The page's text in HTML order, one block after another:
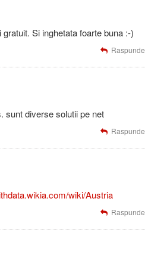
Si inghetata foarte buna :-)
Raspunde
sunt diverse solutii pe net
Raspunde
wiki/Austria
Raspunde